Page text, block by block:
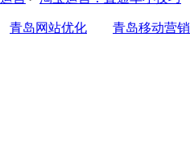
青岛网站优化 青岛移动营销